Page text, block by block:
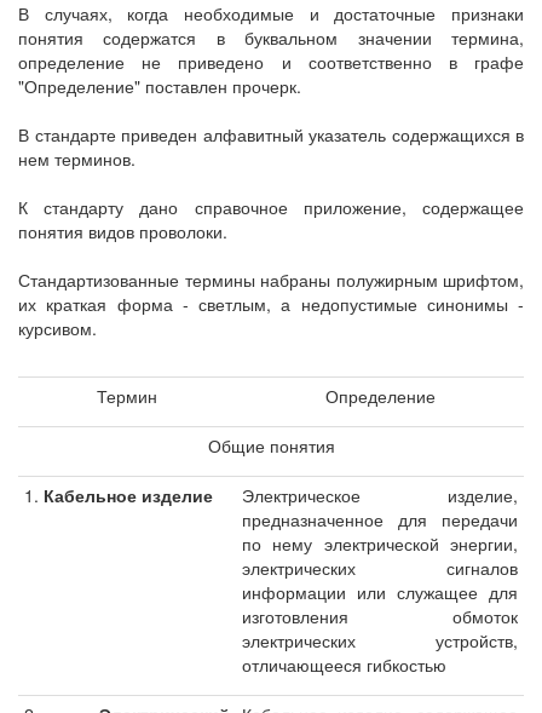
В случаях, когда необходимые и достаточные признаки
понятия содержатся в буквальном значении термина,
определение не приведено и соответственно в графе
"Определение" поставлен прочерк.
В стандарте приведен алфавитный указатель содержащихся в
нем терминов.
К стандарту дано справочное приложение, содержащее
понятия видов проволоки.
Стандартизованные термины набраны полужирным шрифтом,
их краткая форма - светлым, а недопустимые синонимы -
курсивом.
Термин Определение
Общие понятия
1. Кабельное изделие
Электрическое изделие,
предназначенное для передачи
по нему электрической энергии,
электрических сигналов
информации или служащее для
изготовления обмоток
электрических устройств,
отличающееся гибкостью